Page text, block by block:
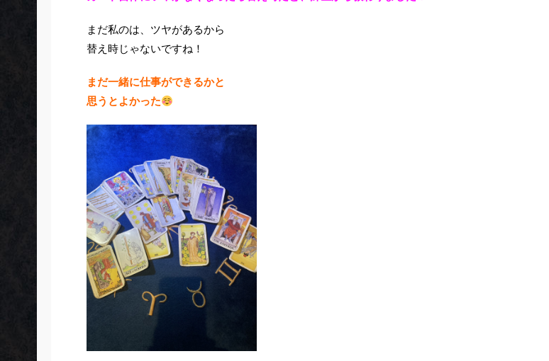
まだ私のは、ツヤがあるから
替え時じゃないですね！
まだ一緒に仕事ができるかと
思うとよかった